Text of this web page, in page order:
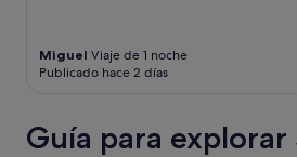
Miguel Viaje de 1 noche
Publicado hace 2 días
Guía para explorar